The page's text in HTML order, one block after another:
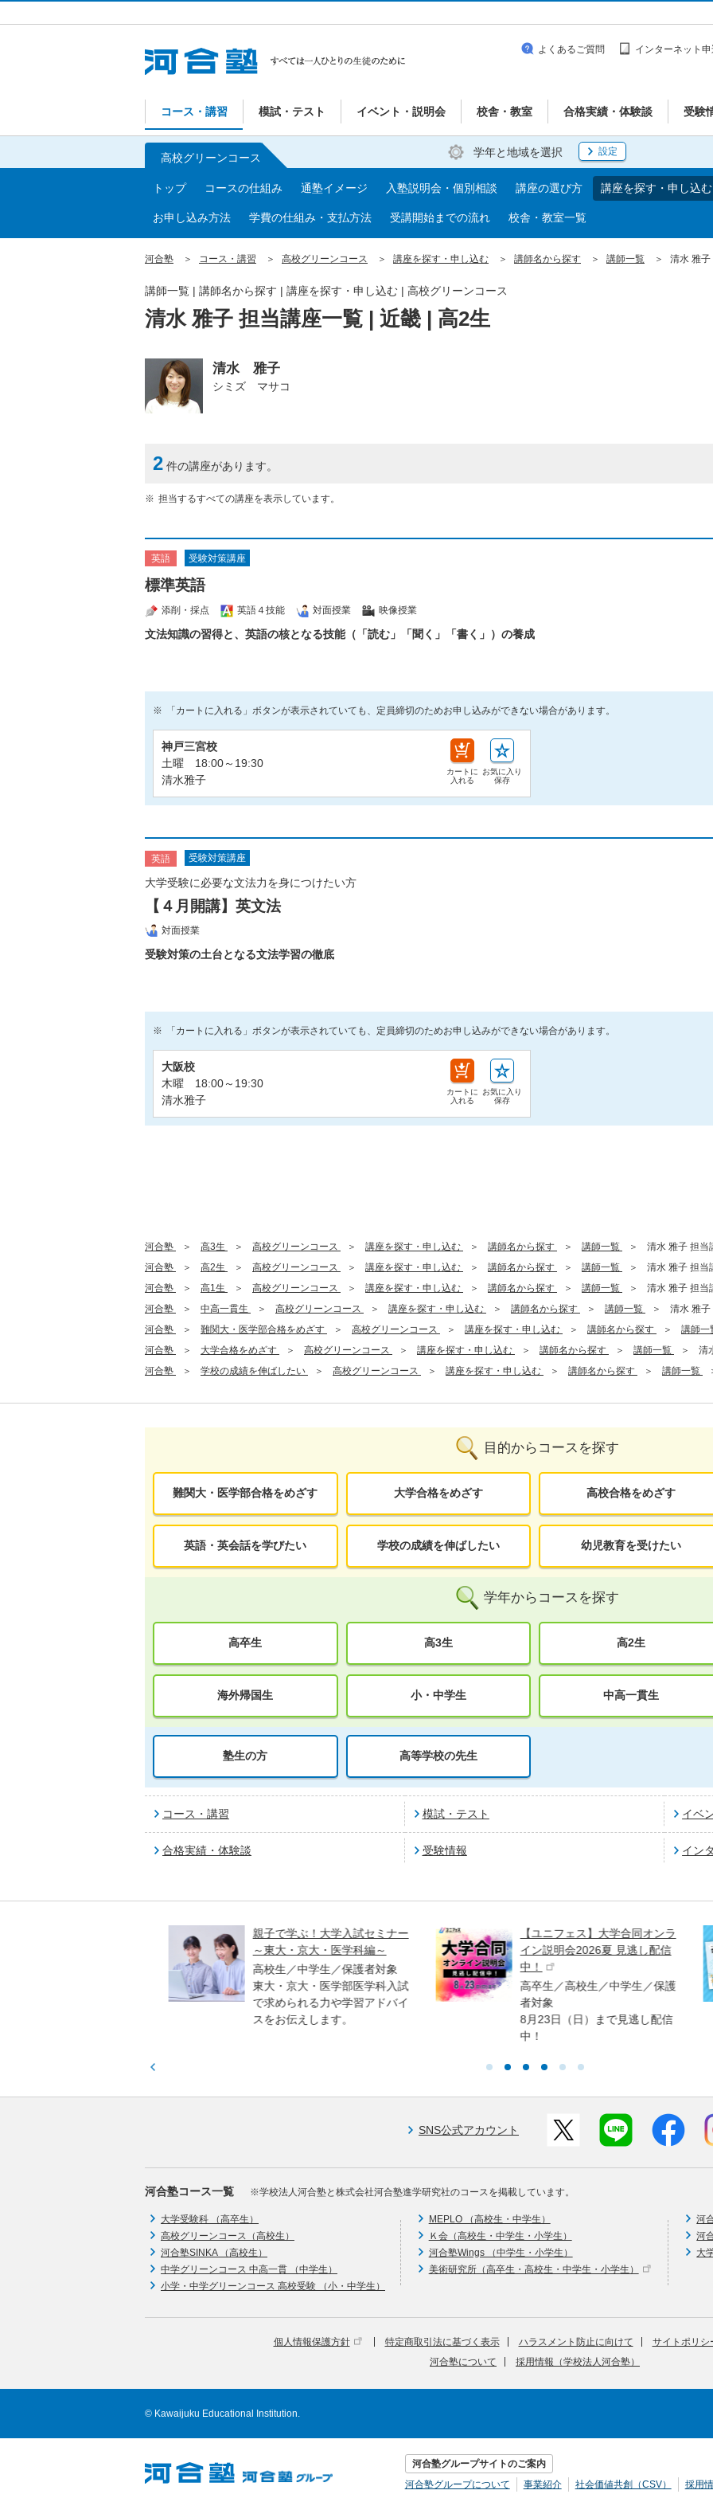
コース・講習 模試・テスト イベント・説明会 校舎・教室 合格実績・体験談 受験
よくあるご質問 インターネット申
学年と地域を選択 設定
高校グリーンコース
トップ コースの仕組み 通塾イメージ 入塾説明会・個別相談 講座の選び方 講座を探す・申し込む
お申し込み方法 学費の仕組み・支払方法 受講開始までの流れ 校舎・教室一覧
河合塾 コース・講習 高校グリーンコース 講座を探す・申し込む 講師名から探す 講師一覧 清水 雅子
清水 雅子 担当講座一覧 | 近畿 | 高2生
講師一覧 | 講師名から探す | 講座を探す・申し込む | 高校グリーンコース
清水 雅子
シミズ マサコ
2 件の講座があります。
担当するすべての講座を表示しています。
英語 受験対策講座
標準英語
添削・採点 英語４技能 対面授業 映像授業
文法知識の習得と、英語の核となる技能（「読む」「聞く」「書く」）の養成
「カートに入れる」ボタンが表示されていても、定員締切のためお申し込みができない場合があります。
神戸三宮校
土曜 18:00～19:30
清水雅子
カートに
入れる
お気に入り
保存
英語 受験対策講座
大学受験に必要な文法力を身につけたい方
【４月開講】英文法
対面授業
受験対策の土台となる文法学習の徹底
「カートに入れる」ボタンが表示されていても、定員締切のためお申し込みができない場合があります。
大阪校
木曜 18:00～19:30
清水雅子
カートに
入れる
お気に入り
保存
河合塾 高3生 高校グリーンコース 講座を探す・申し込む 講師名から探す 講師一覧
清水 雅子 担当
河合塾
高2生 高校グリーンコース 講座を探す・申し込む 講師名から探す 講師一覧
清水 雅子 担当
河合塾
高1生 高校グリーンコース 講座を探す・申し込む 講師名から探す 講師一覧
清水 雅子 担当
河合塾
中高一貫生 高校グリーンコース 講座を探す・申し込む 講師名から探す 講師一覧
清水 雅子
河合塾
難関大・医学部合格をめざす 高校グリーンコース 講座を探す・申し込む 講師名から探す 講師一
河合塾
大学合格をめざす 高校グリーンコース 講座を探す・申し込む 講師名から探す 講師一覧
清
河合塾
学校の成績を伸ばしたい 高校グリーンコース 講座を探す・申し込む 講師名から探す 講師一覧
目的からコースを探す
難関大・医学部合格をめざす 大学合格をめざす 高校合格をめざす
英語・英会話を学びたい 学校の成績を伸ばしたい 幼児教育を受けたい
学年からコースを探す
高卒生 高3生 高2生
海外帰国生 小・中学生 中高一貫生
塾生の方 高等学校の先生
コース・講習 模試・テスト イベ
合格実績・体験談 受験情報 イン
親子で学ぶ！大学入試セミナー
～東大・京大・医学科編～
高校生／中学生／保護者対象
東大・京大・医学部医学科入試
で求められる力や学習アドバイ
スをお伝えします。
【ユニフェス】大学合同オンラ
イン説明会2026夏 見逃し配信
中！
高卒生／高校生／中学生／保護
者対象
8月23日（日）まで見逃し配信
SNS公式アカウント
河合塾コース一覧 ※学校法人河合塾と株式会社河合塾進学研究社のコースを掲載しています。
大学受験科 （高卒生）
高校グリーンコース（高校生）
河合塾SINKA （高校生）
中学グリーンコース 中高一貫 （中学生）
小学・中学グリーンコース 高校受験 （小・中学生）
MEPLO （高校生・中学生）
Ｋ会（高校生・中学生・小学生）
河合塾Wings （中学生・小学生）
美術研究所（高卒生・高校生・中学生・小学生）
河
河
大
個人情報保護方針 特定商取引法に基づく表示 ハラスメント防止に向けて サイトポリシ
河合塾について
採用情報（学校法人河合塾）
© Kawaijuku Educational Institution.
河合塾グループサイトのご案内
河合塾グループについて
事業紹介 社会価値共創（CSV） 採用